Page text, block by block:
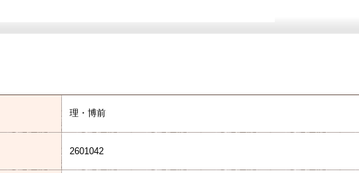
理・博前
2601042